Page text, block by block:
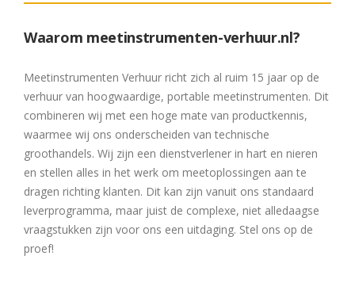
Waarom meetinstrumenten-verhuur.nl?
Meetinstrumenten Verhuur richt zich al ruim 15 jaar op de
verhuur van hoogwaardige, portable meetinstrumenten. Dit
combineren wij met een hoge mate van productkennis,
waarmee wij ons onderscheiden van technische
groothandels. Wij zijn een dienstverlener in hart en nieren
en stellen alles in het werk om meetoplossingen aan te
dragen richting klanten. Dit kan zijn vanuit ons standaard
leverprogramma, maar juist de complexe, niet alledaagse
vraagstukken zijn voor ons een uitdaging. Stel ons op de
proef!